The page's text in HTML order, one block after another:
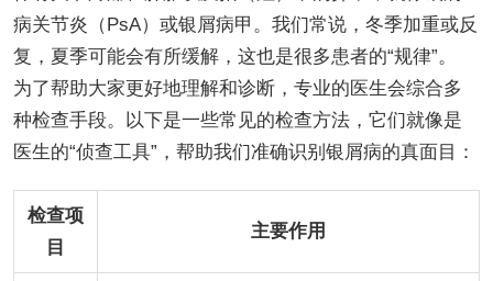
病关节炎（PsA）或银屑病甲。我们常说，冬季加重或反
复，夏季可能会有所缓解，这也是很多患者的“规律”。
为了帮助大家更好地理解和诊断，专业的医生会综合多
种检查手段。以下是一些常见的检查方法，它们就像是
医生的“侦查工具”，帮助我们准确识别银屑病的真面目：
检查项
目
主要作用